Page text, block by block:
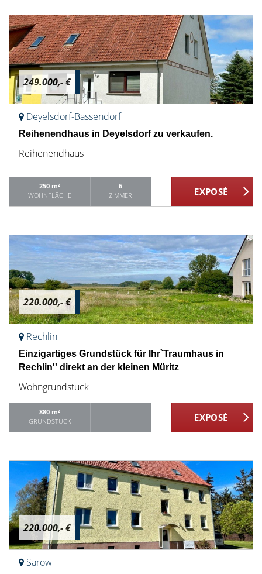
249.000,- €
Deyelsdorf-Bassendorf
Reihenendhaus in Deyelsdorf zu verkaufen.
Reihenendhaus
250 m²
WOHNFLÄCHE
6
ZIMMER
220.000,- €
Rechlin
Einzigartiges Grundstück für Ihr`Traumhaus in
Rechlin'' direkt an der kleinen Müritz
Wohngrundstück
880 m²
GRUNDSTÜCK
220.000,- €
Sarow